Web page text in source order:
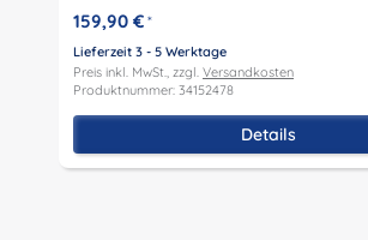
159,90 € *
Lieferzeit 3 - 5 Werktage
Preis inkl. MwSt., zzgl. Versandkosten
Produktnummer: 34152478
Details